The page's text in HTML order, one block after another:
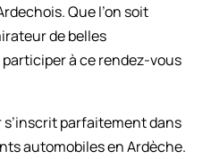
Que l’on soit
de belles
à ce rendez-vous
parfaitement dans
automobiles en Ardèche.